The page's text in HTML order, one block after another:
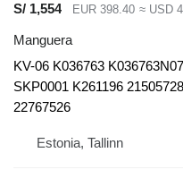
S/ 1,554 EUR 398.40 ≈ USD
Manguera
KV-06 K036763
SKP0001 K261196
22767526
Estonia, Tallinn